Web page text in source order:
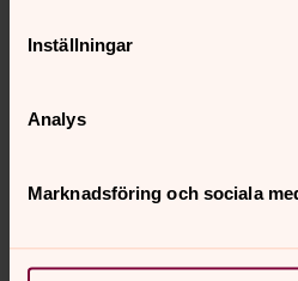
Inställningar
Analys
Marknadsföring och sociala